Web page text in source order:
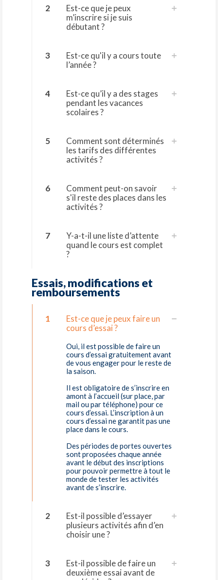
2
Est-ce que je peux
m’inscrire si je suis
débutant ?
3
Est-ce qu'il y a cours toute
l’année ?
4
Est-ce qu’il y a des stages
pendant les vacances
scolaires ?
5
Comment sont déterminés
les tarifs des différentes
activités ?
6
Comment peut-on savoir
s'il reste des places dans les
activités ?
7
Y-a-t-il une liste d’attente
quand le cours est complet
?
Essais, modifications et
remboursements
1
Est-ce que je peux faire un
cours d’essai ?
Oui, il est possible de faire un
cours d’essai gratuitement avant
de vous engager pour le reste de
la saison.
Il est obligatoire de s’inscrire en
amont à l’accueil (sur place, par
mail ou par téléphone) pour ce
cours d’essai. L’inscription à un
cours d’essai ne garantit pas une
place dans le cours.
Des périodes de portes ouvertes
sont proposées chaque année
avant le début des inscriptions
pour pouvoir permettre à tout le
monde de tester les activités
avant de s’inscrire.
2
Est-il possible d’essayer
plusieurs activités afin d’en
choisir une ?
3
Est-il possible de faire un
deuxième essai avant de